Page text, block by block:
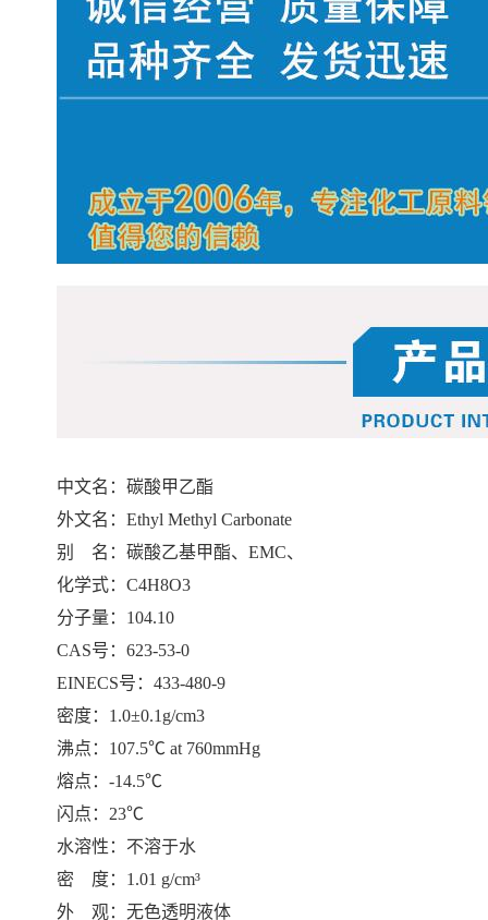
中文名：碳酸甲乙酯
外文名：Ethyl Methyl Carbonate
别 名：碳酸乙基甲酯、EMC、
化学式：C4H8O3
分子量：104.10
CAS号：623-53-0
EINECS号：433-480-9
密度：1.0±0.1g/cm3
沸点：107.5℃ at 760mmHg
熔点：-14.5℃
闪点：23℃
水溶性：不溶于水
密 度：1.01 g/cm³
外 观：无色透明液体